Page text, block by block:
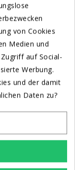
von Cookies
Medien und
auf Social-
Werbung.
und der damit
Daten zu?